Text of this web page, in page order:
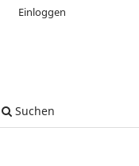
Suchen
Einloggen